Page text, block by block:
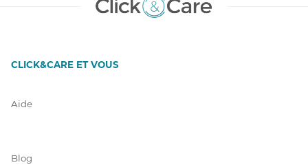
CLICK&CARE ET VOUS
Aide
Blog